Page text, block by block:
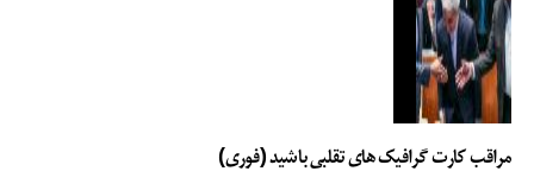
مراقب کارت گرافیک های تقلبی باشید (فوری)